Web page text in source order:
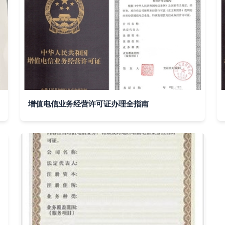
增值电信业务经营许可证办理全指南